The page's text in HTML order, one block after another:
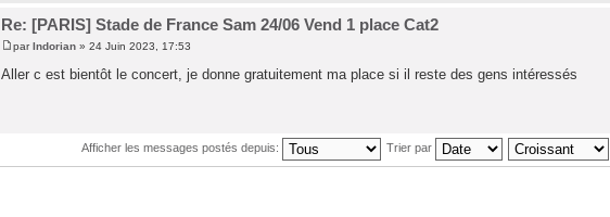
Re: [PARIS] Stade de France Sam 24/06 Vend 1 place Cat2
parIndorian » 24 Juin 2023, 17:53
Aller c est bientôt le concert, je donne gratuitement ma place si il reste des gens intéressés
Afficher les messages postés depuis: Trier par